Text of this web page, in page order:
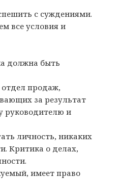
с суждениями.
все условия и
должна быть
отдел продаж,
за результат
руководителю и
личность, никаких
Критика о делах,
имеет право